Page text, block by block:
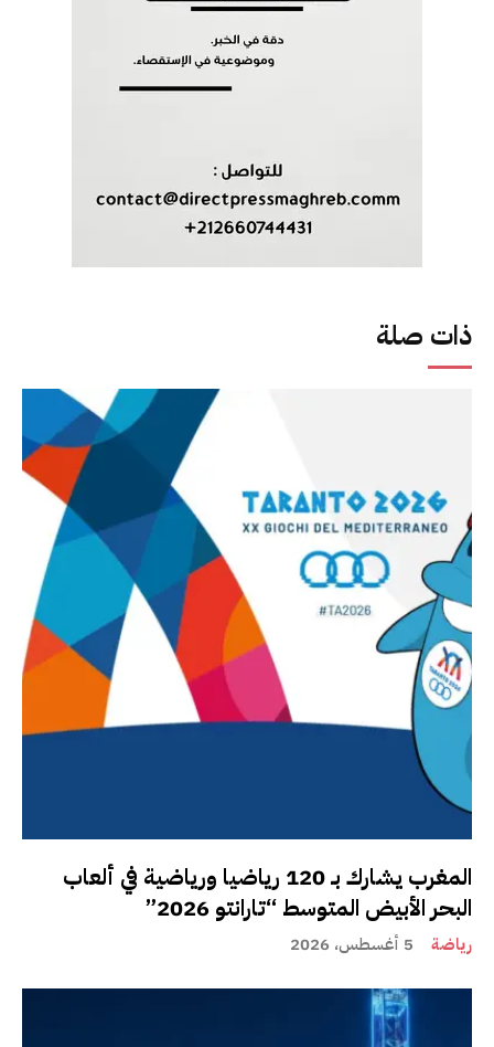
ذات صلة
المغرب يشارك بـ 120 رياضيا ورياضية في ألعاب
البحر الأبيض المتوسط “تارانتو 2026”
رياضة 5 أغسطس، 2026